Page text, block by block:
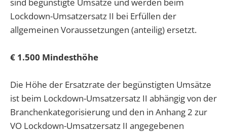
Lockdown-Umsatzersatz II bei Erfüllen der
allgemeinen Voraussetzungen (anteilig) ersetzt.
€ 1.500 Mindesthöhe
Die Höhe der Ersatzrate der begünstigten Umsätze
ist beim Lockdown-Umsatzersatz II abhängig von der
Branchenkategorisierung und den in Anhang 2 zur
VO Lockdown-Umsatzersatz II angegebenen